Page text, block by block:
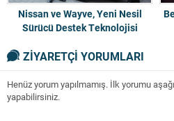
Nissan ve Wayve, Yeni Nesil
Sürücü Destek Teknolojisi
ZİYARETÇİ YORUMLARI
Henüz yorum yapılmamış. İlk yorumu
yapabilirsiniz.